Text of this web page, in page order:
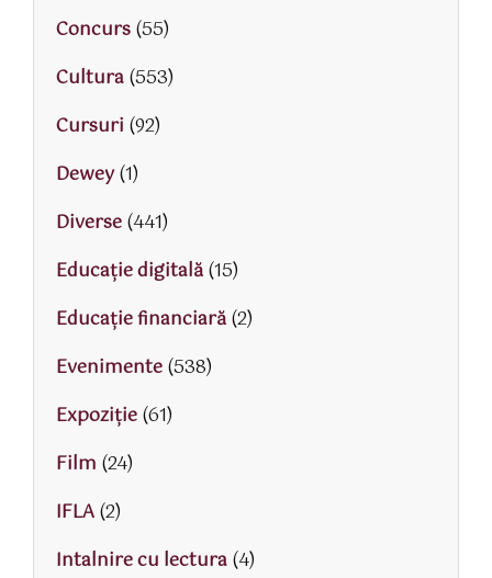
Concurs(55)
Cultura(553)
Cursuri (92)
Dewey(1)
Diverse(441)
Educaţie digitală(15)
Educaţie financiară(2)
Evenimente(538)
Expoziție(61)
Film (24)
IFLA(2)
Intalnire cu lectura(4)